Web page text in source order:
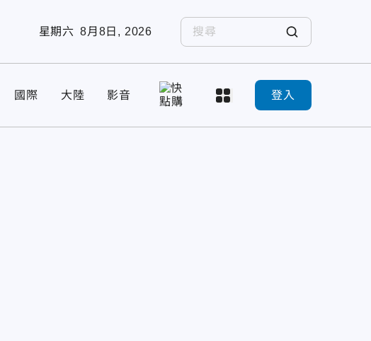
星期六 8月8日, 2026
國際 大陸 影音 登入